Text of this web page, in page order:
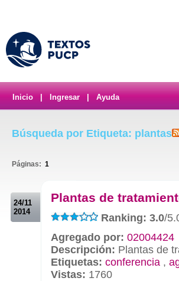
Inicio Ingresar Ayuda
Búsqueda por Etiqueta: plantas
Páginas: 1
24/11
2014
Plantas de
Ranking: 3.0/
Agregado por: 02004424
Descripción: Plantas de
Etiquetas: conferencia ,
Vistas: 1760